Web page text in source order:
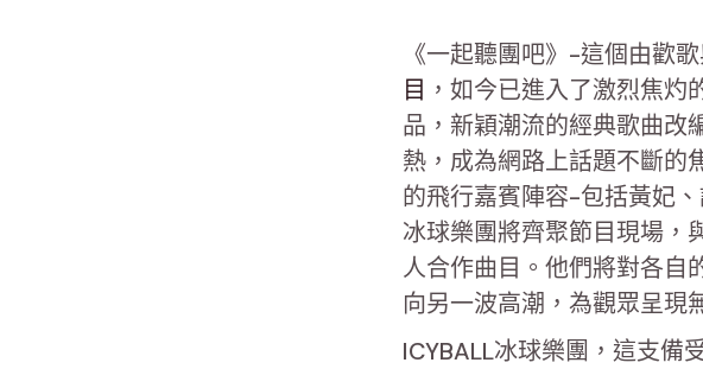
《一起聽團吧》-這個由歡
目 ，如今已進入了激烈焦
品，新穎潮流的經典歌曲改
熱，成為網路上話題不斷的
的飛行嘉賓陣容-包括黃妃
冰球樂團將齊聚節目現場，
人合作曲目。他們將對各自
向另一波高潮，為觀眾呈現
ICYBALL冰球樂團，這支備